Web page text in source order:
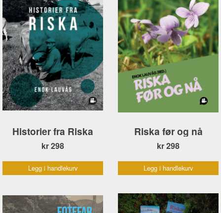
Historier fra Riska
kr 298
Legg i handlekurv
Riska før og nå
kr 298
Legg i handlekurv